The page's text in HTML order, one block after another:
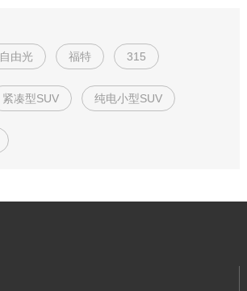
自由光 福特 315
紧凑型SUV 纯电小型SUV